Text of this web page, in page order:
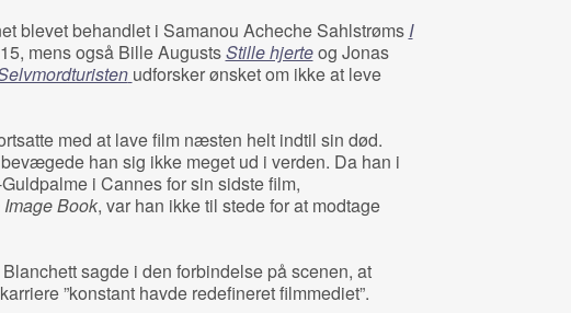
blevet behandlet i Samanou Acheche Sahlstrøms I
mens også Bille AugustsStille hjerteog Jonas
udforsker ønsket om ikke at leve
med at lave film næsten helt indtil sin død.
han sig ikke meget ud i verden. Da han i
i Cannes for sin sidste film,
Image Book, var han ikke til stede for at modtage
sagde i den forbindelse på scenen, at
”konstant havde redefineret filmmediet”.